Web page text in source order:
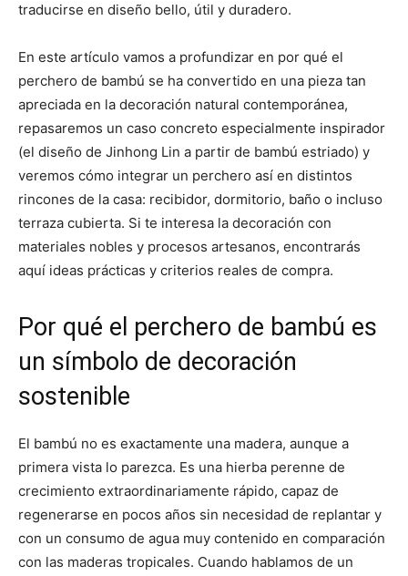
traducirse en diseño bello, útil y duradero.
En este artículo vamos a profundizar en por qué el
perchero de bambú se ha convertido en una pieza tan
apreciada en la decoración natural contemporánea,
repasaremos un caso concreto especialmente inspirador
(el diseño de Jinhong Lin a partir de bambú estriado) y
veremos cómo integrar un perchero así en distintos
rincones de la casa: recibidor, dormitorio, baño o incluso
terraza cubierta. Si te interesa la decoración con
materiales nobles y procesos artesanos, encontrarás
aquí ideas prácticas y criterios reales de compra.
Por qué el perchero de bambú es
un símbolo de decoración
sostenible
El bambú no es exactamente una madera, aunque a
primera vista lo parezca. Es una hierba perenne de
crecimiento extraordinariamente rápido, capaz de
regenerarse en pocos años sin necesidad de replantar y
con un consumo de agua muy contenido en comparación
con las maderas tropicales. Cuando hablamos de un